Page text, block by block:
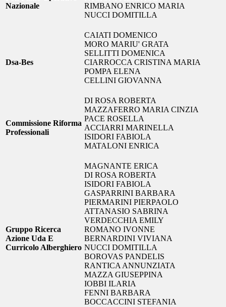
Nazionale
RIMBANO ENRICO MARIA
NUCCI DOMITILLA
Dsa-Bes
CAIATI DOMENICO
MORO MARIU' GRATA
SELLITTI DOMENICA
CIARROCCA CRISTINA MARIA
POMPA ELENA
CELLINI GIOVANNA
Commissione Riforma
Professionali
DI ROSA ROBERTA
MAZZAFERRO MARIA CINZIA
PACE ROSELLA
ACCIARRI MARINELLA
ISIDORI FABIOLA
MATALONI ENRICA
Gruppo Ricerca
Azione Uda E
Curricolo Alberghiero
MAGNANTE ERICA
DI ROSA ROBERTA
ISIDORI FABIOLA
GASPARRINI BARBARA
PIERMARINI PIERPAOLO
ATTANASIO SABRINA
VERDECCHIA EMILY
ROMANO IVONNE
BERNARDINI VIVIANA
NUCCI DOMITILLA
BOROVAS PANDELIS
RANTICA ANNUNZIATA
MAZZA GIUSEPPINA
IOBBI ILARIA
FENNI BARBARA
BOCCACCINI STEFANIA